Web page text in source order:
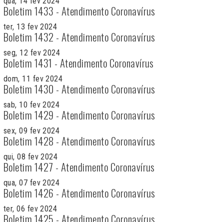
Boletim 1433 - Atendimento Coronavírus
ter, 13 fev 2024
Boletim 1432 - Atendimento Coronavírus
seg, 12 fev 2024
Boletim 1431 - Atendimento Coronavírus
dom, 11 fev 2024
Boletim 1430 - Atendimento Coronavírus
sab, 10 fev 2024
Boletim 1429 - Atendimento Coronavírus
sex, 09 fev 2024
Boletim 1428 - Atendimento Coronavírus
qui, 08 fev 2024
Boletim 1427 - Atendimento Coronavírus
qua, 07 fev 2024
Boletim 1426 - Atendimento Coronavírus
ter, 06 fev 2024
Boletim 1425 - Atendimento Coronavírus